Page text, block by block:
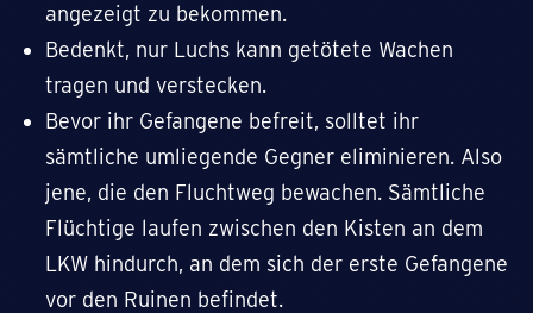
angezeigt zu bekommen.
Bedenkt, nur Luchs kann getötete Wachen
tragen und verstecken.
Bevor ihr Gefangene befreit, solltet ihr
sämtliche umliegende Gegner eliminieren. Also
jene, die den Fluchtweg bewachen. Sämtliche
Flüchtige laufen zwischen den Kisten an dem
LKW hindurch, an dem sich der erste Gefangene
vor den Ruinen befindet.